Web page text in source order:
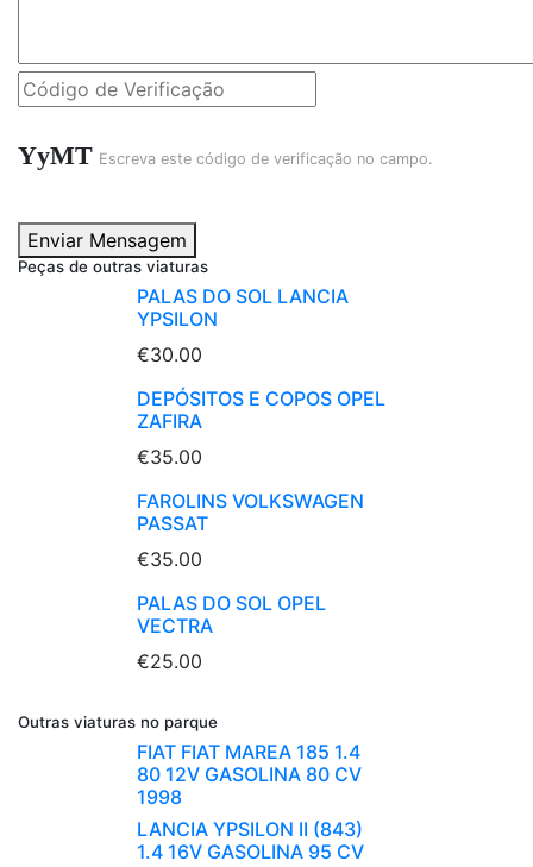
YyMT Escreva este código de verificação no campo.
Enviar Mensagem
Peças de outras viaturas
PALAS DO SOL LANCIA
YPSILON
€30.00
DEPÓSITOS E COPOS OPEL
ZAFIRA
€35.00
FAROLINS VOLKSWAGEN
PASSAT
€35.00
PALAS DO SOL OPEL
VECTRA
€25.00
Outras viaturas no parque
FIAT FIAT MAREA 185 1.4
80 12V GASOLINA 80 CV
1998
LANCIA YPSILON II (843)
1.4 16V GASOLINA 95 CV